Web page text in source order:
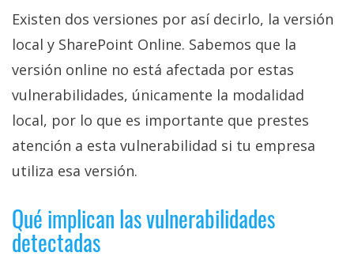
opciones
de
privacidad
Aviso
Legal
El medio de
encontrarás
todas las
noticias sobre
Existen dos versiones por así decirlo, la versión
local y SharePoint Online. Sabemos que la
versión online no está afectada por estas
vulnerabilidades, únicamente la modalidad
local, por lo que es importante que prestes
atención a esta vulnerabilidad si tu empresa
utiliza esa versión.
Qué implican las vulnerabilidades
detectadas